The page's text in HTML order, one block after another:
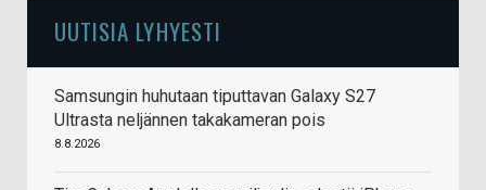
UUTISIA LYHYESTI
Samsungin huhutaan tiputtavan Galaxy S27
Ultrasta neljännen takakameran pois
8.8.2026